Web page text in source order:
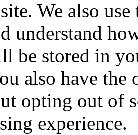
We also
understand
be stored in
also have
opting out of
experience.